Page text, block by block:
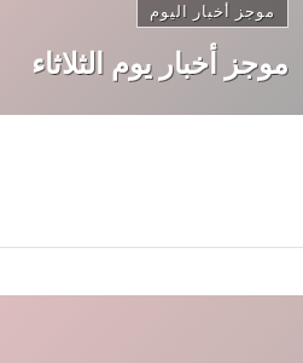
موجز أخبار اليوم
موجز أخبار يوم الثلاثاء